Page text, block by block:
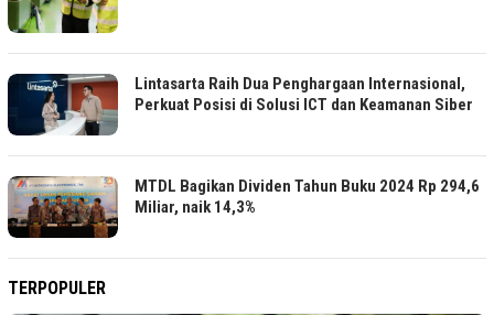
Lintasarta Raih Dua Penghargaan Internasional,
Perkuat Posisi di Solusi ICT dan Keamanan Siber
MTDL Bagikan Dividen Tahun Buku 2024 Rp 294,6
Miliar, naik 14,3%
TERPOPULER